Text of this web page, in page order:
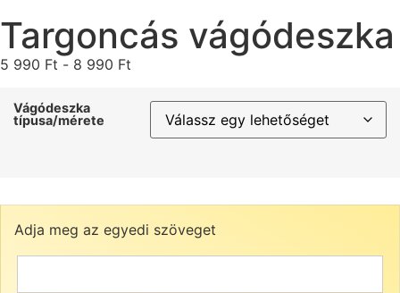
Targoncás vágódeszka
5 990 Ft - 8 990 Ft
Vágódeszka
típusa/mérete
Adja meg az egyedi szöveget